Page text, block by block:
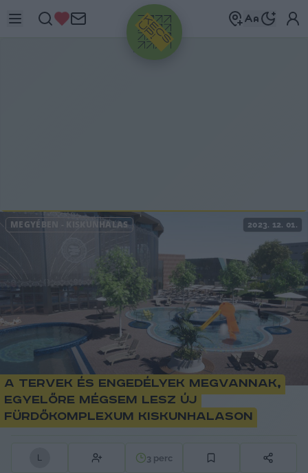
HIRDETÉS
MEGYÉBEN KISKUNHALAS 2023. 12. 01.
A tervek és engedélyek megvannak,
egyelőre mégsem lesz új
fürdőkomplexum Kiskunhalason
L 3 perc